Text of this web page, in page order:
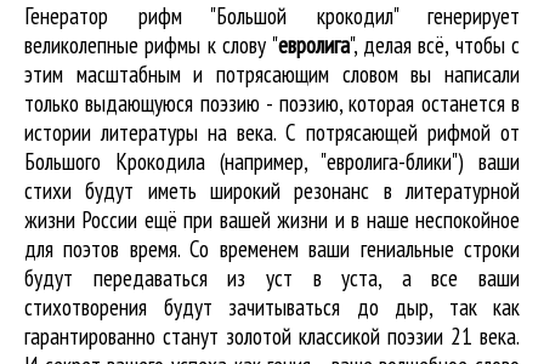
Генератор рифм "Большой крокодил" генерирует
великолепныерифмы к слову "евролига", делая всё, чтобы с
этим масштабным и потрясающим словом вы написали
только выдающуюся поэзию - поэзию, которая останется в
истории литературы на века. С потрясающей рифмой от
Большого Крокодила (например, "евролига-блики") ваши
стихи будут иметь широкий резонанс в литературной
жизни России ещё при вашей жизни и в наше неспокойное
для поэтов время. Со временем ваши гениальные строки
будут передаваться из уст в уста, а все ваши
стихотворения будут зачитываться до дыр, так как
гарантированно станут золотой классикой поэзии 21 века.